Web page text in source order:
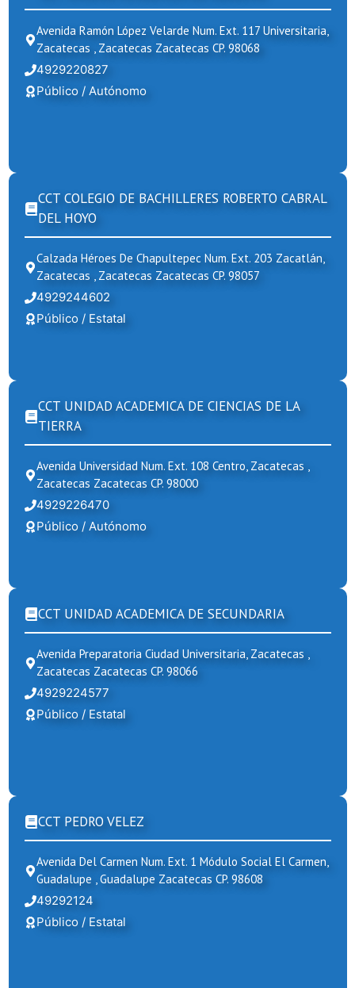
Avenida Ramón López Velarde Num. Ext. 117 Universitaria,
Zacatecas , Zacatecas Zacatecas CP. 98068
4929220827
Público / Autónomo
CCT COLEGIO DE BACHILLERES ROBERTO CABRAL
DEL HOYO
Calzada Héroes De Chapultepec Num. Ext. 203 Zacatlán,
Zacatecas , Zacatecas Zacatecas CP. 98057
4929244602
Público / Estatal
CCT UNIDAD ACADEMICA DE CIENCIAS DE LA
TIERRA
Avenida Universidad Num. Ext. 108 Centro, Zacatecas ,
Zacatecas Zacatecas CP. 98000
4929226470
Público / Autónomo
CCT UNIDAD ACADEMICA DE SECUNDARIA
Avenida Preparatoria Ciudad Universitaria, Zacatecas ,
Zacatecas Zacatecas CP. 98066
4929224577
Público / Estatal
CCT PEDRO VELEZ
Avenida Del Carmen Num. Ext. 1 Módulo Social El Carmen,
Guadalupe , Guadalupe Zacatecas CP. 98608
49292124
Público / Estatal